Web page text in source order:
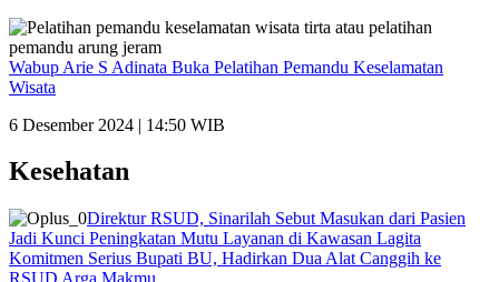
Wabup Arie S Adinata Buka Pelatihan Pemandu Keselamatan
Wisata
6 Desember 2024 | 14:50 WIB
Kesehatan
Direktur RSUD, Sinarilah Sebut Masukan dari Pasien
Jadi Kunci Peningkatan Mutu Layanan di Kawasan Lagita
Komitmen Serius Bupati BU, Hadirkan Dua Alat Canggih ke